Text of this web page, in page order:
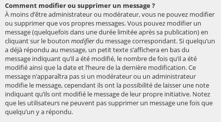
Comment modifier ou supprimer un message ?
À moins d’être administrateur ou modérateur, vous ne pouvez modifier
ou supprimer que vos propres messages. Vous pouvez modifier un
message (quelquefois dans une durée limitée après sa publication) en
cliquant sur le bouton modifierdu message correspondant. Si quelqu’un
a déjà répondu au message, un petit texte s’affichera en bas du
message indiquant qu’il a été modifié, le nombre de fois qu’il a été
modifié ainsi que la date et l’heure de la dernière modification. Ce
message n’apparaîtra pas si un modérateur ou un administrateur
modifie le message, cependant ils ont la possibilité de laisser une note
indiquant qu’ils ont modifié le message de leur propre initiative. Notez
que les utilisateurs ne peuvent pas supprimer un message une fois que
quelqu’un y a répondu.